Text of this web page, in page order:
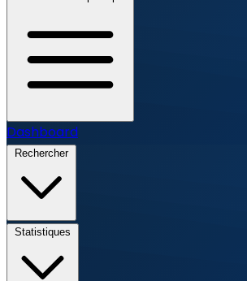
Dashboard
Rechercher
Statistiques